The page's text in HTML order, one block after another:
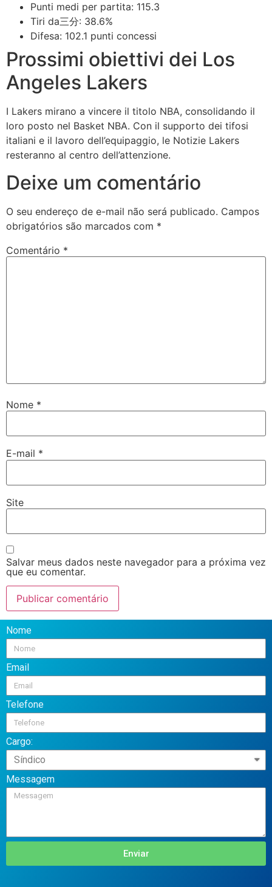
Punti medi per partita: 115.3
Tiri da三分: 38.6%
Difesa: 102.1 punti concessi
Prossimi obiettivi dei Los
Angeles Lakers
I Lakers mirano a vincere il titolo NBA, consolidando il
loro posto nel Basket NBA. Con il supporto dei tifosi
italiani e il lavoro dell’equipaggio, le Notizie Lakers
resteranno al centro dell’attenzione.
Deixe um comentário
O seu endereço de e-mail não será publicado. Campos
obrigatórios são marcados com *
Comentário *
Nome *
E-mail *
Site
Salvar meus dados neste navegador para a próxima vez
que eu comentar.
Nome
Email
Telefone
Cargo:
Messagem
Enviar